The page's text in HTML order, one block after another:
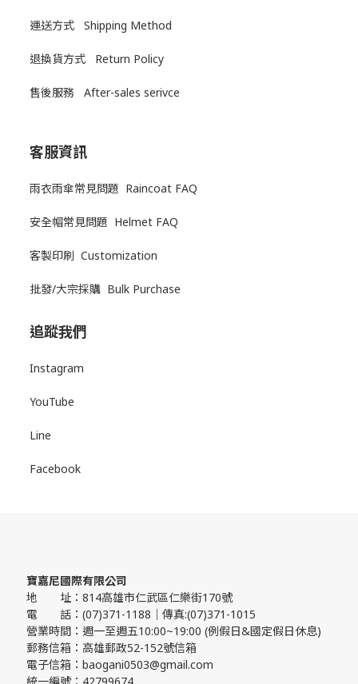
運送方式 Shipping Method
退換貨方式 Return Policy
售後服務 After-sales serivce
客服資訊
雨衣雨傘常見問題 Raincoat FAQ
安全帽常見問題 Helmet FAQ
客製印刷 Customization
批發/大宗採購 Bulk Purchase
追蹤我們
Instagram
YouTube
Line
Facebook
寶嘉尼國際有限公司
地 址：814高雄市仁武區仁樂街170號
電 話：(07)371-1188｜傳真:(07)371-1015
營業時間：週一至週五10:00~19:00 (例假日&國定假日休息)
郵務信箱：高雄郵政52-152號信箱
電子信箱：baogani0503@gmail.com